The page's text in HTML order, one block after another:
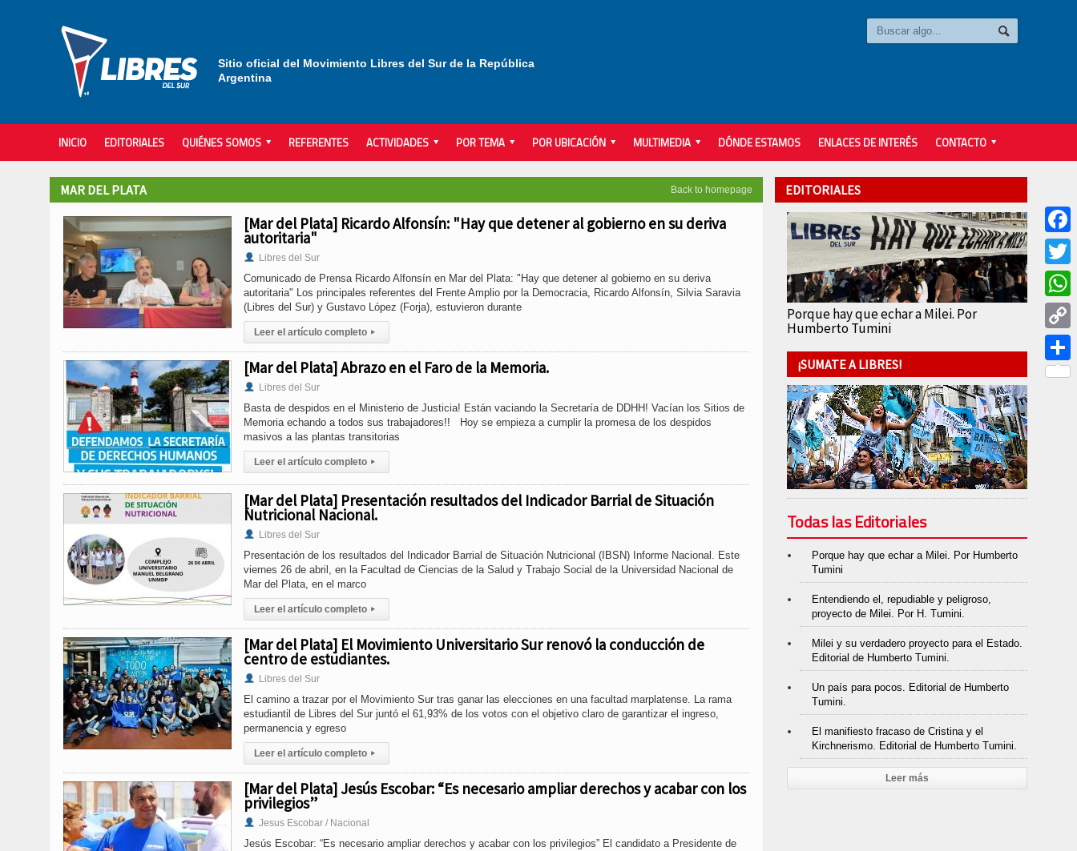
Sitio oficial del Movimiento Libres del Sur de la República
Argentina
INICIO EDITORIALES QUIÉNES SOMOS REFERENTES ACTIVIDADES POR TEMA POR UBICACIÓN MULTIMEDIA DÓNDE ESTAMOS ENLACES DE INTERÉS CONTACTO
Back to homepage
MAR DEL PLATA
[Mar del Plata] Ricardo Alfonsín: "Hay que detener al gobierno en su deriva
autoritaria"
Libres del Sur
Comunicado de Prensa Ricardo Alfonsín en Mar del Plata: "Hay que detener al gobierno en su deriva
autoritaria" Los principales referentes del Frente Amplio por la Democracia, Ricardo Alfonsín, Silvia Saravia
(Libres del Sur) y Gustavo López (Forja), estuvieron durante
Leer el artículo completo ▸
[Mar del Plata] Abrazo en el Faro de la Memoria.
Libres del Sur
Basta de despidos en el Ministerio de Justicia! Están vaciando la Secretaría de DDHH! Vacían los Sitios de
Memoria echando a todos sus trabajadores!! Hoy se empieza a cumplir la promesa de los despidos
masivos a las plantas transitorias
Leer el artículo completo ▸
[Mar del Plata] Presentación resultados del Indicador Barrial de Situación
Nutricional Nacional.
Libres del Sur
Presentación de los resultados del Indicador Barrial de Situación Nutricional (IBSN) Informe Nacional. Este
viernes 26 de abril, en la Facultad de Ciencias de la Salud y Trabajo Social de la Universidad Nacional de
Mar del Plata, en el marco
Leer el artículo completo ▸
[Mar del Plata] El Movimiento Universitario Sur renovó la conducción de
centro de estudiantes.
Libres del Sur
El camino a trazar por el Movimiento Sur tras ganar las elecciones en una facultad marplatense. La rama
estudiantil de Libres del Sur juntó el 61,93% de los votos con el objetivo claro de garantizar el ingreso,
permanencia y egreso
Leer el artículo completo ▸
[Mar del Plata] Jesús Escobar: “Es necesario ampliar derechos y acabar con los
privilegios”
Jesus Escobar / Nacional
Jesús Escobar: “Es necesario ampliar derechos y acabar con los privilegios” El candidato a Presidente de
EDITORIALES
Porque hay que echar a Milei. Por
Humberto Tumini
¡SUMATE A LIBRES!
Todas las Editoriales
Porque hay que echar a Milei. Por Humberto
Tumini
Entendiendo el, repudiable y peligroso,
proyecto de Milei. Por H. Tumini.
Milei y su verdadero proyecto para el Estado.
Editorial de Humberto Tumini.
Un país para pocos. Editorial de Humberto
Tumini.
El manifiesto fracaso de Cristina y el
Kirchnerismo. Editorial de Humberto Tumini.
Leer más
Twitter
Copy
Link